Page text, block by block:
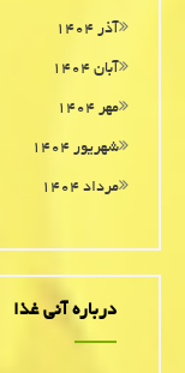
آذر ۱۴۰۴
آبان ۱۴۰۴
مهر ۱۴۰۴
شهریور ۱۴۰۴
مرداد ۱۴۰۴
درباره آنی غذا